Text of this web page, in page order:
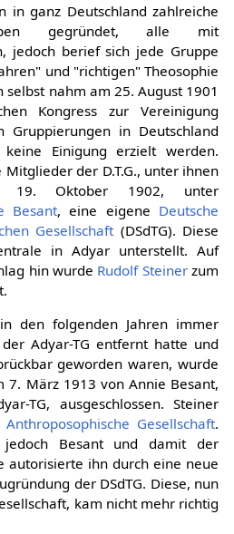
in ganz Deutschland zahlreiche
gegründet, alle mit
jedoch berief sich jede Gruppe
und "richtigen" Theosophie
selbst nahm am 25. August 1901
Kongress zur Vereinigung
Gruppierungen in Deutschland
Einigung erzielt werden.
der D.T.G., unter ihnen
19. Oktober 1902, unter
Besant, eine eigene Deutsche
Gesellschaft (DSdTG). Diese
in Adyar unterstellt. Auf
hin wurde Rudolf Steinerzum
den folgenden Jahren immer
Adyar-TG entfernt hatte und
geworden waren, wurde
7. März 1913 von Annie Besant,
TG, ausgeschlossen. Steiner
Anthroposophische Gesellschaft.
jedoch Besant und damit der
autorisierte ihn durch eine neue
der DSdTG. Diese, nun
kam nicht mehr richtig